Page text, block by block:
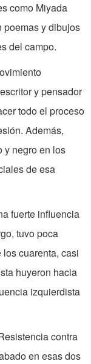
como Miyada
poemas y dibujos
del campo.
y pensador
todo el proceso
Además,
y negro en los
de esa
fuerte influencia
tuvo poca
cuarenta, casi
huyeron hacia
izquierdista
contra
en esas dos